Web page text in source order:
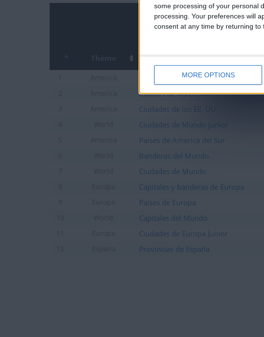
some processing of your personal
processing. Your preferences will
consent at any time by returning to
MORE OPTIONS
Thème Nombre
Países de America central
Estados de los EE. UU
Ciudades de los EE. UU
Ciudades de Mundo junior
Países de America del Sur
Banderas del Mundo
Ciudades de Mundo
Capitales y banderas de Europa
Países de Europa
Capitales del Mundo
Ciudades de Europa Junior
Provincias de España